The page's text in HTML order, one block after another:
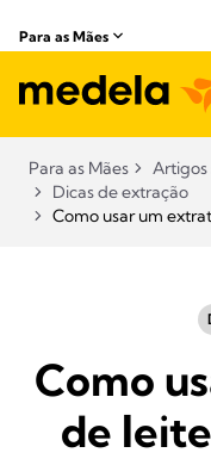
Para as Mães
Para as Mães
Dicas de extração
Como usar um
Como
de